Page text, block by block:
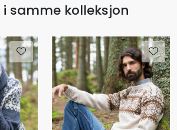
samme kolleksjon